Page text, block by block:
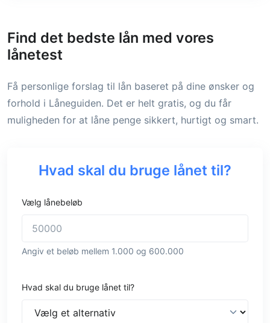
Find det bedste lån med vores
lånetest
Få personlige forslag til lån baseret på dine ønsker og
forhold i Låneguiden. Det er helt gratis, og du får
muligheden for at låne penge sikkert, hurtigt og smart.
Hvad skal du bruge lånet til?
Vælg lånebeløb
Angiv et beløb mellem 1.000 og 600.000
Hvad skal du bruge lånet til?